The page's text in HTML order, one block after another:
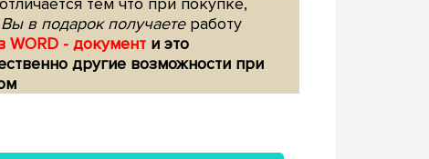
тем что при покупке,
Вы в подарок получаетеработу
WORD - документ и это
другие возможности при